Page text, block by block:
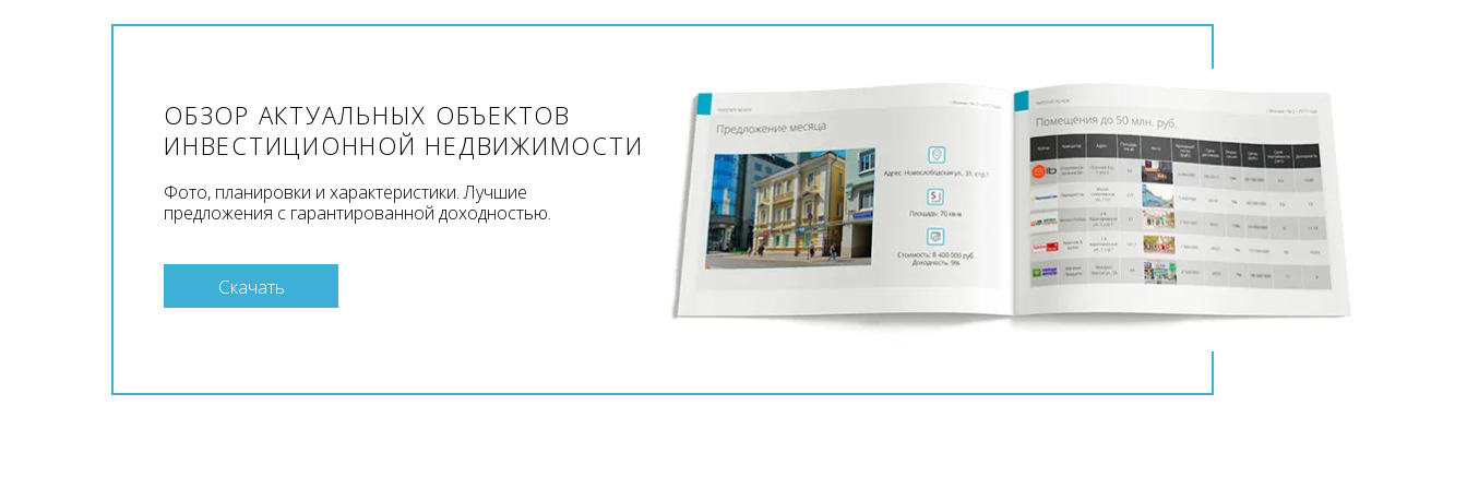
ОБЗОР АКТУАЛЬНЫХ ОБЪЕКТОВ
ИНВЕСТИЦИОННОЙ НЕДВИЖИМОСТИ
Фото, планировки и характеристики. Лучшие
предложения с гарантированной доходностью.
Скачать